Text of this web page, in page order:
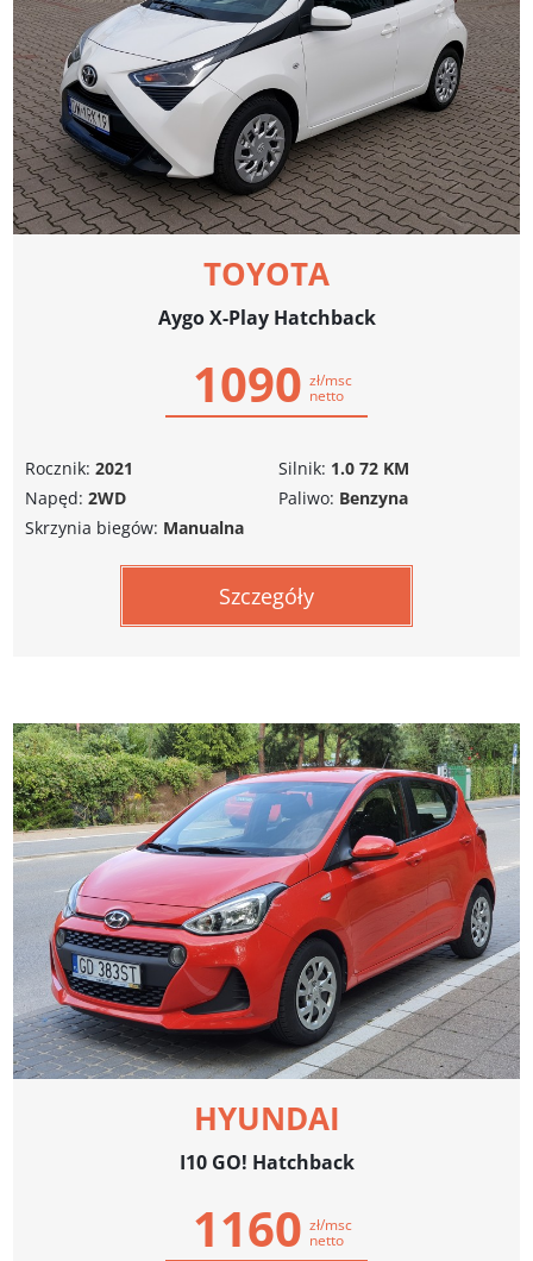
TOYOTA
Aygo X-Play Hatchback
1090 zł/msc
netto
Rocznik: 2021
Napęd: 2WD
Silnik: 1.0 72 KM
Paliwo: Benzyna
Skrzynia biegów: Manualna
Szczegóły
HYUNDAI
I10 GO! Hatchback
1160 zł/msc
netto